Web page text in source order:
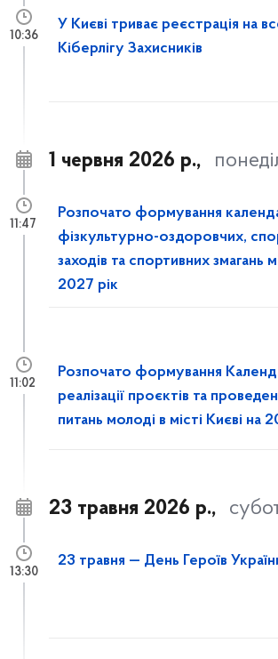
У Києві триває реєстрація на
Кіберлігу Захисників
10:36
1 червня 2026 р.,
Розпочато формування
фізкультурно-оздоровчих,
заходів та спортивних змагань
2027 рік
11:47
Розпочато формування
реалізації проєктів та
питань молоді в місті Києві на
11:02
23 травня 2026 р.,
23 травня — День Героїв
13:30